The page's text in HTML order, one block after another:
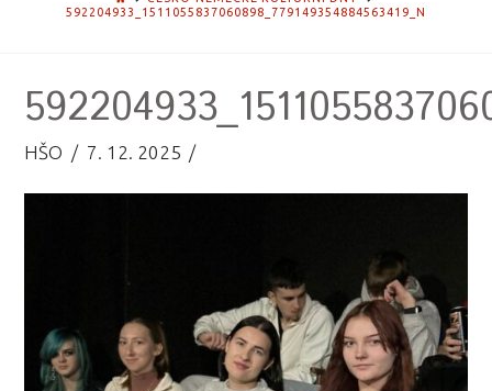
592204933_1511055837060898_779149354884563419_N
HŠO 7. 12. 2025